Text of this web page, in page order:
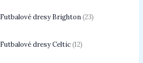
Futbalové dresy Brighton 23
Futbalové dresy Celtic 12